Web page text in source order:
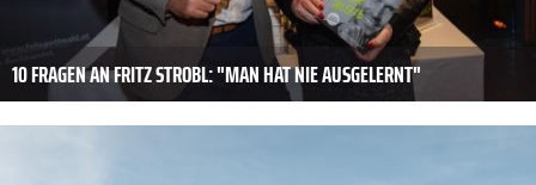
10 FRAGEN AN FRITZ STROBL: "MAN HAT NIE AUSGELERNT"